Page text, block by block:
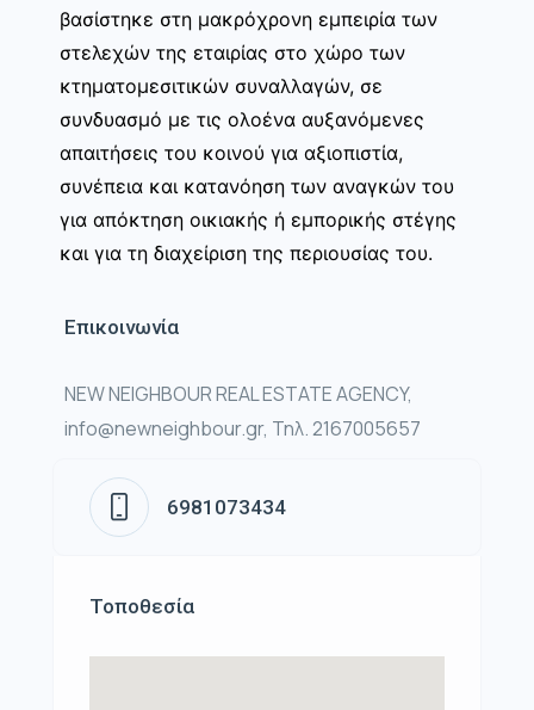
βασίστηκε στη μακρόχρονη εμπειρία των
στελεχών της εταιρίας στο χώρο των
κτηματομεσιτικών συναλλαγών, σε
συνδυασμό με τις ολοένα αυξανόμενες
απαιτήσεις του κοινού για αξιοπιστία,
συνέπεια και κατανόηση των αναγκών του
για απόκτηση οικιακής ή εμπορικής στέγης
και για τη διαχείριση της περιουσίας του.
Επικοινωνία
NEW NEIGHBOUR REAL ESTATE AGENCY,
info@newneighbour.gr, Τηλ. 2167005657
6981073434
Τοποθεσία